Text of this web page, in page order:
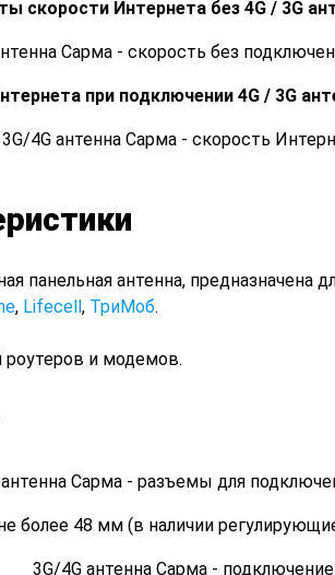
скорости Интернета без 4G / 3G
при подключении 4G / 3G
панельная антенна, предназначена
, Lifecell , ТриМоб.
и модемов.
более 48 мм (в наличии